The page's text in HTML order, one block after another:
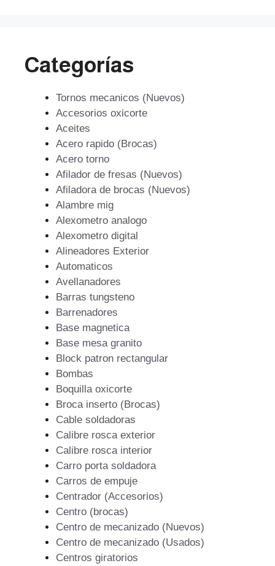
Categorías
Tornos mecanicos (Nuevos)
Accesorios oxicorte
Aceites
Acero rapido (Brocas)
Acero torno
Afilador de fresas (Nuevos)
Afiladora de brocas (Nuevos)
Alambre mig
Alexometro analogo
Alexometro digital
Alineadores Exterior
Automaticos
Avellanadores
Barras tungsteno
Barrenadores
Base magnetica
Base mesa granito
Block patron rectangular
Bombas
Boquilla oxicorte
Broca inserto (Brocas)
Cable soldadoras
Calibre rosca exterior
Calibre rosca interior
Carro porta soldadora
Carros de empuje
Centrador (Accesorios)
Centro (brocas)
Centro de mecanizado (Nuevos)
Centro de mecanizado (Usados)
Centros giratorios